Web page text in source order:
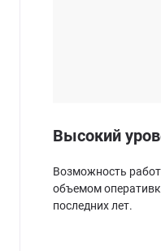
Высокий
Возможность
объемом
последних лет.